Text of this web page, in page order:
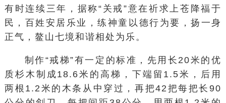
有时连续三年，据称“关戒”意在祈求上苍降福于
民，百姓安居乐业，练神童以德行为要，扬一身
正气，鳌山七境和谐相处为乐。
制作“戒梯”有一定的标准，先用长20米的优
质杉木制成18.6米的高梯，下端留1.5米，后用
两根1.2米的木条从中穿过，再把42把每把长90